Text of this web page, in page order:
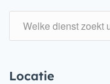
Locatie